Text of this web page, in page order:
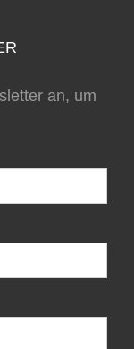
an, um